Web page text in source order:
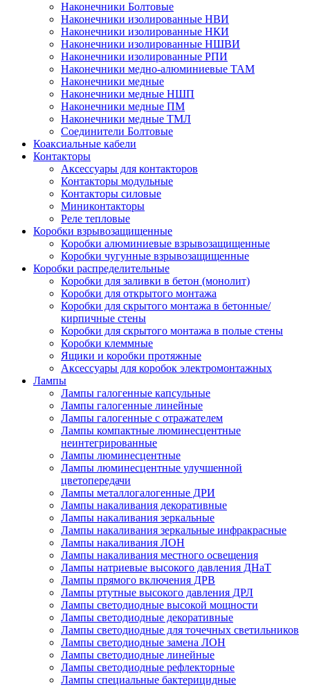
Наконечники Болтовые
Наконечники изолированные НВИ
Наконечники изолированные НКИ
Наконечники изолированные НШВИ
Наконечники изолированные РПИ
Наконечники медно-алюминиевые ТАМ
Наконечники медные
Наконечники медные НШП
Наконечники медные ПМ
Наконечники медные ТМЛ
Соединители Болтовые
Коаксиальные кабели
Контакторы
Аксессуары для контакторов
Контакторы модульные
Контакторы силовые
Миниконтакторы
Реле тепловые
Коробки взрывозащищенные
Коробки алюминиевые взрывозащищенные
Коробки чугунные взрывозащищенные
Коробки распределительные
Коробки для заливки в бетон (монолит)
Коробки для открытого монтажа
Коробки для скрытого монтажа в бетонные/
кирпичные стены
Коробки для скрытого монтажа в полые стены
Коробки клеммные
Ящики и коробки протяжные
Аксессуары для коробок электромонтажных
Лампы
Лампы галогенные капсульные
Лампы галогенные линейные
Лампы галогенные с отражателем
Лампы компактные люминесцентные
неинтегрированные
Лампы люминесцентные
Лампы люминесцентные улучшенной
цветопередачи
Лампы металлогалогенные ДРИ
Лампы накаливания декоративные
Лампы накаливания зеркальные
Лампы накаливания зеркальные инфракрасные
Лампы накаливания ЛОН
Лампы накаливания местного освещения
Лампы натриевые высокого давления ДНаТ
Лампы прямого включения ДРВ
Лампы ртутные высокого давления ДРЛ
Лампы светодиодные высокой мощности
Лампы светодиодные декоративные
Лампы светодиодные для точечных светильников
Лампы светодиодные замена ЛОН
Лампы светодиодные линейные
Лампы светодиодные рефлекторные
Лампы специальные бактерицидные